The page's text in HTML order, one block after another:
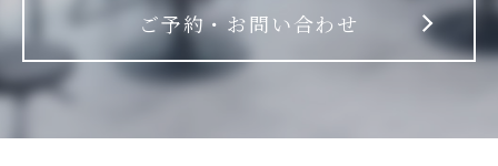
ご予約・お問い合わせ